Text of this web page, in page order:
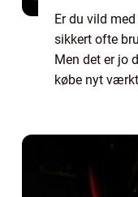
Er du vild
sikkert ofte
Men det er jo
købe nyt